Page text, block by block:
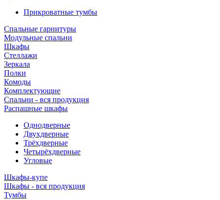
Прикроватные тумбы
Спальные гарнитуры
Модульные спальни
Шкафы
Стеллажи
Зеркала
Полки
Комоды
Комплектующие
Спальни - вся продукция
Распашные шкафы
Однодверные
Двухдверные
Трёхдверные
Четырёхдверные
Угловые
Шкафы-купе
Шкафы - вся продукция
Тумбы